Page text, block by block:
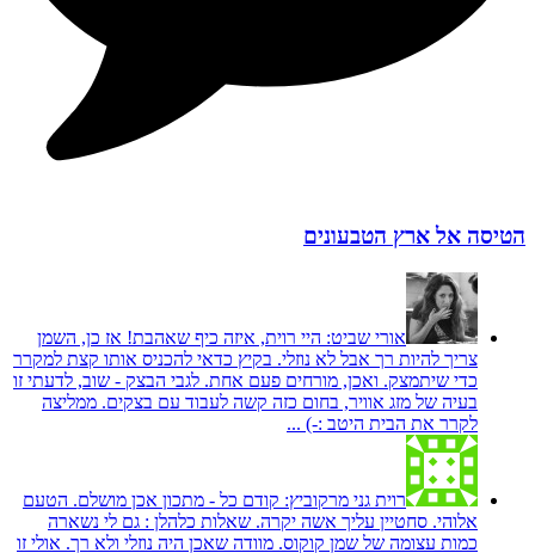
הטיסה אל ארץ הטבעונים
אורי שביט: היי רוית, איזה כיף שאהבת! אז כן, השמן
צריך להיות רך אבל לא נוזלי. בקיץ כדאי להכניס אותו קצת למקרר
כדי שיתמצק. ואכן, מורחים פעם אחת. לגבי הבצק - שוב, לדעתי זו
בעיה של מזג אוויר, בחום כזה קשה לעבוד עם בצקים. ממליצה
לקרר את הבית היטב :-) ...
רוית גני מרקוביץ: קודם כל - מתכון אכן מושלם. הטעם
אלוהי. סחטיין עליך אשה יקרה. שאלות כלהלן : גם לי נשארה
כמות עצומה של שמן קוקוס. מוודה שאכן היה נוזלי ולא רך. אולי זו